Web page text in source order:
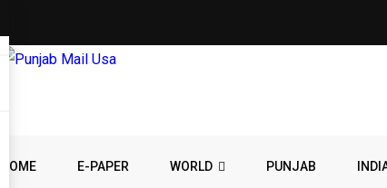
HOME E-PAPER WORLD PUNJAB